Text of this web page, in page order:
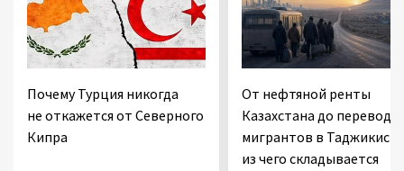
Почему Турция никогда
не откажется от Северного
Кипра
От нефтяной ренты
Казахстана до
мигрантов в
из чего складывается